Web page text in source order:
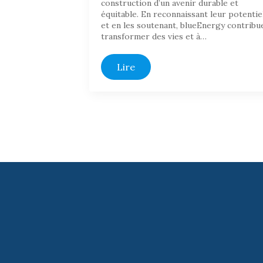
construction d’un avenir durable et
équitable. En reconnaissant leur
et en les soutenant, blueEnergy
transformer des vies et à…
Lire